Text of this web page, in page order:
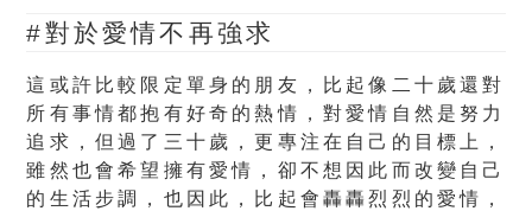
#對於愛情不再強求
這或許比較限定單身的朋友，比起像二十歲還對
所有事情都抱有好奇的熱情，對愛情自然是努力
追求，但過了三十歲，更專注在自己的目標上，
雖然也會希望擁有愛情，卻不想因此而改變自己
的生活步調，也因此，比起會轟轟烈烈的愛情，